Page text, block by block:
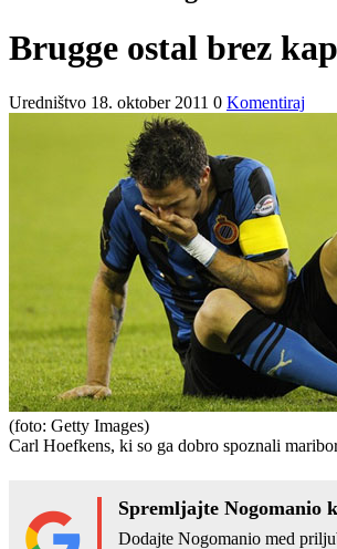
Brugge ostal brez
Uredništvo 18. oktober 2011 0 Komentiraj
(foto: Getty Images)
Carl Hoefkens, ki so ga dobro spoznali
Spremljajte Nogomanio
Dodajte Nogomanio med